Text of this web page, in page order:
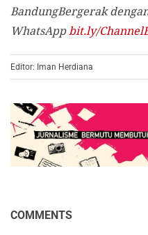
BandungBergerak
WhatsAppbit.ly/
Editor: Iman Herdiana
COMMENTS